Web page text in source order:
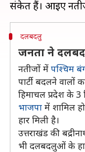
दलबदलु
जनता ने
नतीजों में पश्चिम
पार्टी बदलने वालों
हिमाचल प्रदेश के 3
भाजपा में शामिल
हार मिली है।
उत्तराखंड की
भी दलबदलुओं के